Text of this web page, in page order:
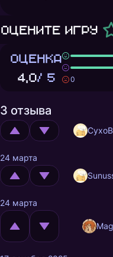
Оцените игру
ОЦЕНКА
4,0/ 5
0
3 отзыва
24 марта
24 марта